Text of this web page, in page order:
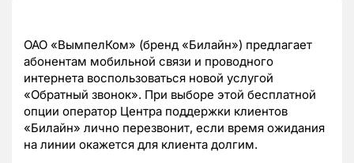
ОАО «ВымпелКом» (бренд «Билайн») предлагает
абонентам мобильной связи и проводного
интернета воспользоваться новой услугой
«Обратный звонок». При выборе этой бесплатной
опции оператор Центра поддержки клиентов
«Билайн» лично перезвонит, если время ожидания
на линии окажется для клиента долгим.